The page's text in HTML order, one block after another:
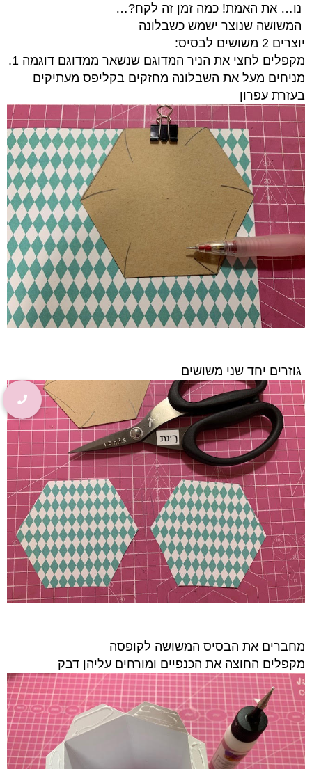
נו… את האמת! כמה זמן זה לקח?…
המשושה שנוצר ישמש כשבלונה
יוצרים 2 משושים לבסיס:
מקפלים לחצי את הניר המדוגם שנשאר ממדוגם דוגמה 1.
מניחים מעל את השבלונה מחזקים בקליפס מעתיקים
בעזרת עפרון
גוזרים יחד שני משושים
מחברים את הבסיס המשושה לקופסה
מקפלים החוצה את הכנפיים ומורחים עליהן דבק